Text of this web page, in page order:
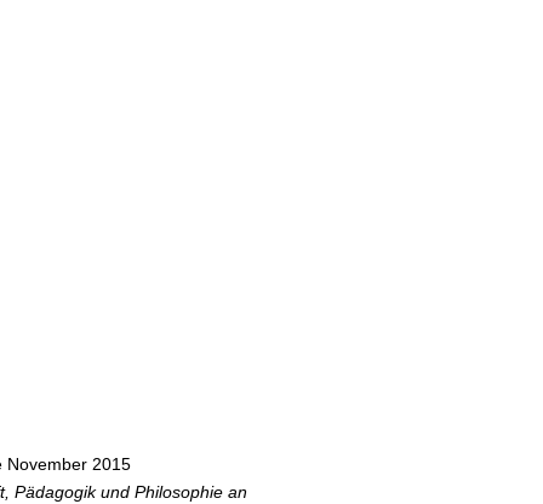
November 2015
Pädagogik und Philosophie an